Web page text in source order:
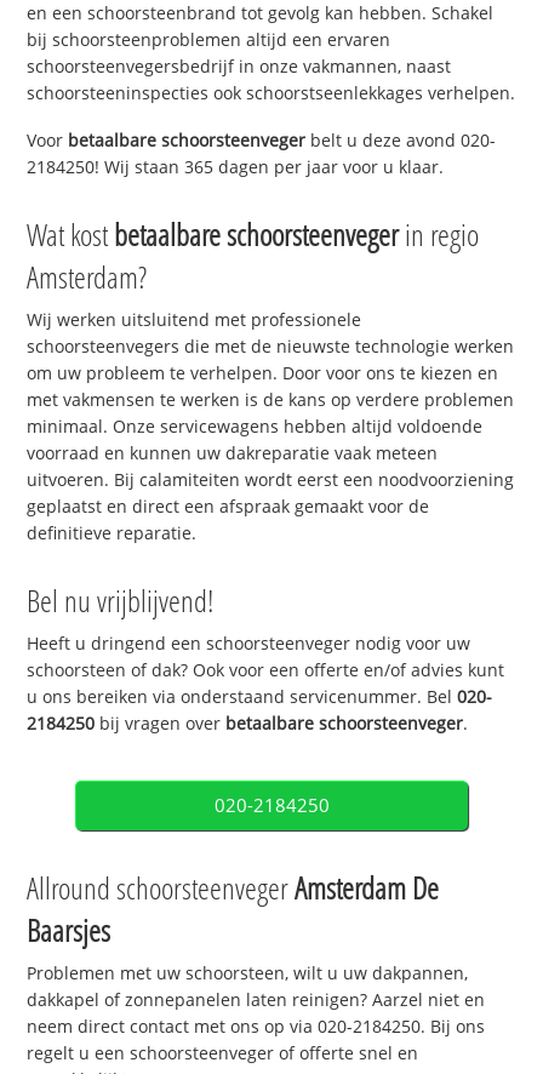
en een schoorsteenbrand tot gevolg kan hebben. Schakel
bij schoorsteenproblemen altijd een ervaren
schoorsteenvegersbedrijf in onze vakmannen, naast
schoorsteeninspecties ook schoorstseenlekkages verhelpen.
Voor betaalbare schoorsteenveger belt u deze avond 020-
2184250! Wij staan 365 dagen per jaar voor u klaar.
Wat kostbetaalbare schoorsteenvegerin regio
Amsterdam?
Wij werken uitsluitend met professionele
schoorsteenvegers die met de nieuwste technologie werken
om uw probleem te verhelpen. Door voor ons te kiezen en
met vakmensen te werken is de kans op verdere problemen
minimaal. Onze servicewagens hebben altijd voldoende
voorraad en kunnen uw dakreparatie vaak meteen
uitvoeren. Bij calamiteiten wordt eerst een noodvoorziening
geplaatst en direct een afspraak gemaakt voor de
definitieve reparatie.
Bel nu vrijblijvend!
Heeft u dringend een schoorsteenveger nodig voor uw
schoorsteen of dak? Ook voor een offerte en/of advies kunt
u ons bereiken via onderstaand servicenummer. Bel020-
2184250 bij vragen over betaalbare schoorsteenveger.
020-2184250
Allround schoorsteenvegerAmsterdam De
Baarsjes
Problemen met uw schoorsteen, wilt u uw dakpannen,
dakkapel of zonnepanelen laten reinigen? Aarzel niet en
neem direct contact met ons op via 020-2184250. Bij ons
regelt u een schoorsteenveger of offerte snel en